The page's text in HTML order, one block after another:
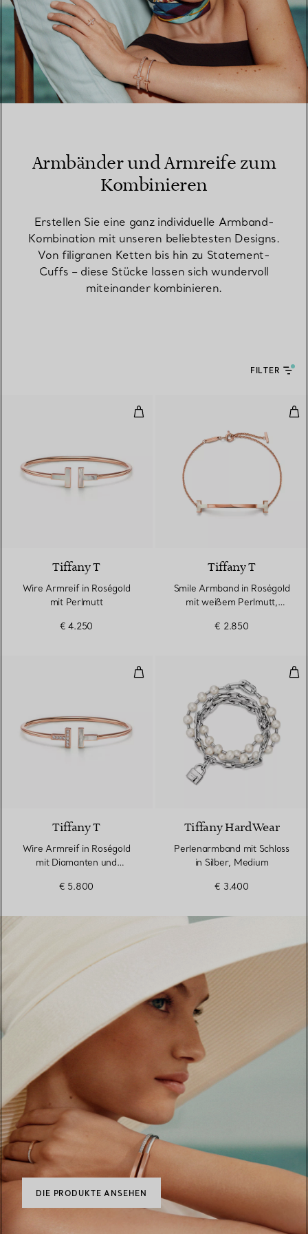
Armbänder und Armreife zum
Kombinieren
Erstellen Sie eine ganz individuelle Armband-
Kombination mit unseren beliebtesten Designs.
Von filigranen Ketten bis hin zu Statement-
Cuffs – diese Stücke lassen sich wundervoll
miteinander kombinieren.
FILTER
Wire Armreif in Roségold mit
Tiffany T
Wire Armreif in Roségold
mit Perlmutt
€ 4.250
Tiffany T
Smile Armband in Roségold
mit weißem Perlmutt,
€ 2.850
Wire Armreif in Roségold mit
Tiffany T
Wire Armreif in Roségold
mit Diamanten und
€ 5.800
Tiffany HardWear
Perlenarmband mit Schloss
in Silber, Medium
€ 3.400
DIE PRODUKTE ANSEHEN